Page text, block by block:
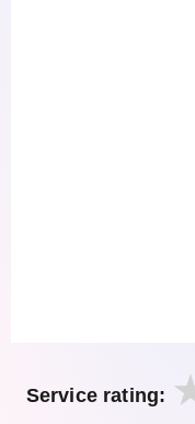
Service rating: